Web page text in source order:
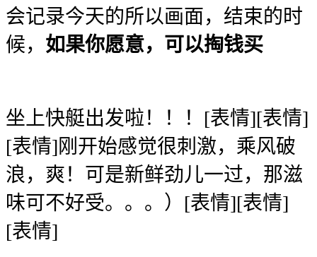
会记录今天的所以画面，结束的时
候， 如果你愿意，可以掏钱买
坐上快艇出发啦！！！[表情][表情]
[表情]刚开始感觉很刺激，乘风破
浪，爽！可是新鲜劲儿一过，那滋
味可不好受。。。）[表情][表情]
[表情]